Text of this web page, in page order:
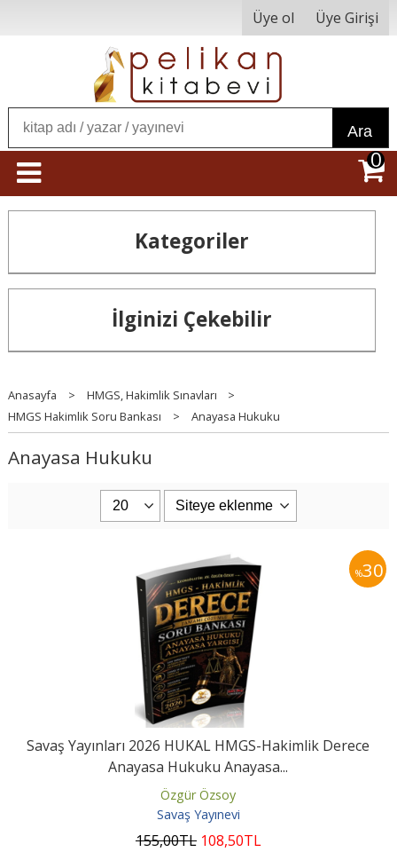
Üye ol Üye Girişi
Ara
0
Kategoriler
İlginizi Çekebilir
Anasayfa > HMGS, Hakimlik Sınavları
>
HMGS Hakimlik Soru Bankası
> Anayasa Hukuku
Anayasa Hukuku
%30
Savaş Yayınları 2026 HUKAL HMGS-Hakimlik Derece
Anayasa Hukuku Anayasa...
Özgür Özsoy
Savaş Yayınevi
155,00TL 108,50TL